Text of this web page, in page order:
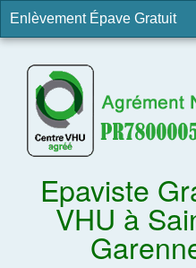
Enlèvement Épave Gratuit
Epaviste
VHU à